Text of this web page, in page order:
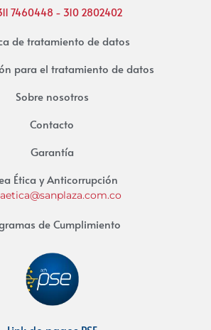
7460448 - 310 2802402
de tratamiento de datos
para el tratamiento de datos
Sobre nosotros
Contacto
Garantía
Ética y Anticorrupción
de Cumplimiento